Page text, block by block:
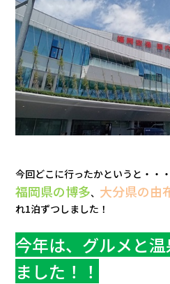
今回どこに行ったかというと・・・
福岡県の博多、 大分県の由
れ1泊ずつしました！
今年は、グルメと
ました！！